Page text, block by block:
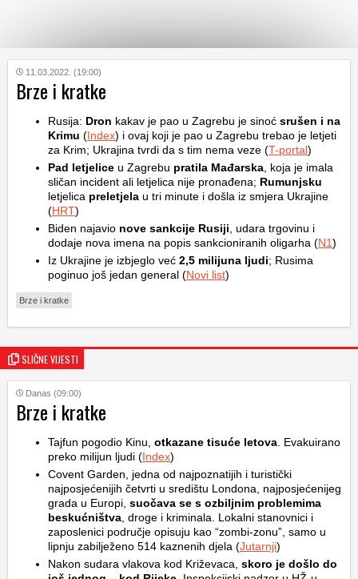
KATEGORIJE
HRVATSKI
WEB
11.03.2022. (19:00)
Brze i kratke
Rusija: Dron kakav je pao u Zagrebu je sinoć srušen i na
Krimu (Index) i ovaj koji je pao u Zagrebu trebao je letjeti
za Krim; Ukrajina tvrdi da s tim nema veze (T-portal)
Pad letjelice u Zagrebu pratila Mađarska , koja je imala
sličan incident ali letjelica nije pronađena; Rumunjsku
letjelica preletjela u tri minute i došla iz smjera Ukrajine
(HRT)
Biden najavio nove sankcije Rusiji , udara trgovinu i
dodaje nova imena na popis sankcioniranih oligarha (N1)
Iz Ukrajine je izbjeglo već 2,5 milijuna ljudi; Rusima
poginuo još jedan general (Novi list)
Brze i kratke
SLIČNE VIJESTI
Danas (09:00)
Brze i kratke
Tajfun pogodio Kinu, otkazane tisuće letova . Evakuirano
preko milijun ljudi (Index)
Covent Garden, jedna od najpoznatijih i turistički
najposjećenijih četvrti u središtu Londona, najposjećenijeg
grada u Europi, suočava se s ozbiljnim problemima
beskućništva , droge i kriminala. Lokalni stanovnici i
zaposlenici područje opisuju kao “zombi-zonu”, samo u
lipnju zabilježeno 514 kaznenih djela (Jutarnji)
Nakon sudara vlakova kod Križevaca, skoro je došlo do